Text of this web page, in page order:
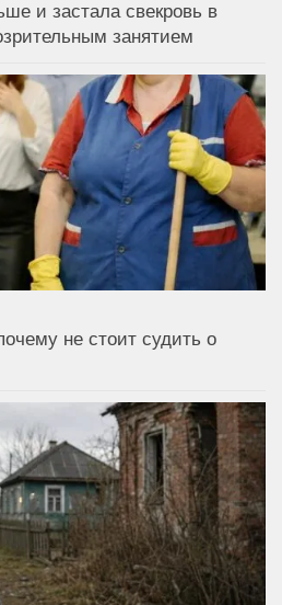
и застала свекровь в
занятием
не стоит судить о